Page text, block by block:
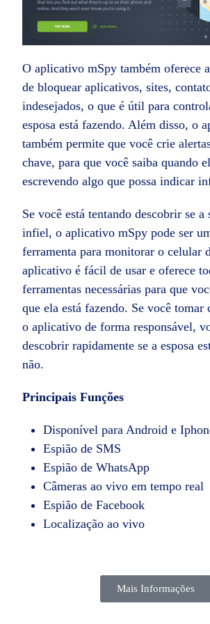
O aplicativo mSpy também oferece
de bloquear aplicativos, sites,
indesejados, o que é útil para
esposa está fazendo. Além disso, o
também permite que você crie
chave, para que você saiba quando
escrevendo algo que possa indicar
Se você está tentando descobrir se a
infiel, o aplicativo mSpy pode ser
ferramenta para monitorar o celular
aplicativo é fácil de usar e oferece
ferramentas necessárias para que
que ela está fazendo. Se você tomar
o aplicativo de forma responsável,
descobrir rapidamente se a esposa
não.
Principais Funções
Disponível para Android e
Espião de SMS
Espião de WhatsApp
Câmeras ao vivo em tempo real
Espião de Facebook
Localização ao vivo
Mais Informações